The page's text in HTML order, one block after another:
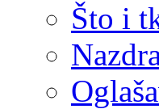
Što i